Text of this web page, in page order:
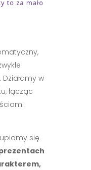
w
łącząc
się